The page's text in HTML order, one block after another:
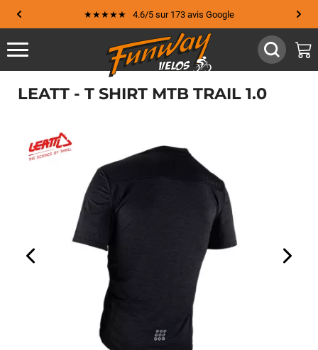
★★★★★ 4.6/5 sur 173 avis Google
LEATT - T SHIRT MTB TRAIL 1.0